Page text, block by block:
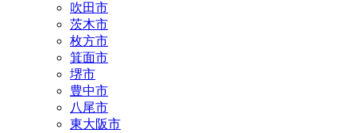
吹田市
茨木市
枚方市
箕面市
堺市
豊中市
八尾市
東大阪市